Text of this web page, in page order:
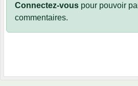
Connectez-vous pour pouvoir
commentaires.